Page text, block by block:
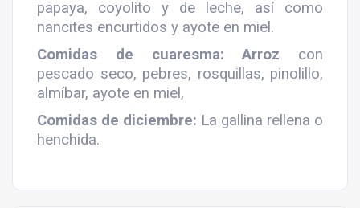
papaya, coyolito y de leche, así como
nancites encurtidos y ayote en miel.
Comidas de cuaresma: Arroz con
pescado seco, pebres, rosquillas, pinolillo,
almíbar, ayote en miel,
Comidas de diciembre: La gallina rellena o
henchida.